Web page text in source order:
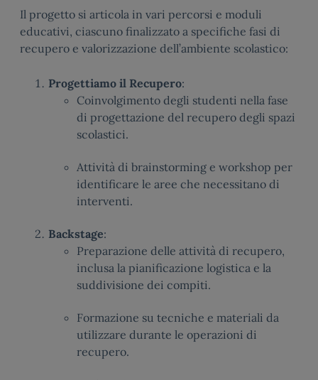
Il progetto si articola in vari percorsi e moduli
educativi, ciascuno finalizzato a specifiche fasi di
recupero e valorizzazione dell’ambiente scolastico:
Progettiamo il Recupero:
Coinvolgimento degli studenti nella fase
di progettazione del recupero degli spazi
scolastici.
Attività di brainstorming e workshop per
identificare le aree che necessitano di
interventi.
Backstage:
Preparazione delle attività di recupero,
inclusa la pianificazione logistica e la
suddivisione dei compiti.
Formazione su tecniche e materiali da
utilizzare durante le operazioni di
recupero.